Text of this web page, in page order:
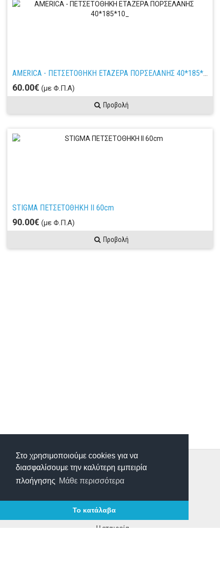
Στο χρησιμοποιούμε cookies για να
διασφαλίσουμε την καλύτερη εμπειρία
πλοήγησης Μάθε περισσότερα
Το κατάλαβα
60.00€ (με Φ.Π.Α)
Προβολή
STIGMA ΠΕΤΣΕΤΟΘΗΚΗ ΙΙ 60cm
90.00€ (με Φ.Π.Α)
Προβολή
Τρόποι Παραγγελίας
Τρόποι Πληρωμής
Τρόποι Αποστολής
Επικοινωνία
Η εταιρεία